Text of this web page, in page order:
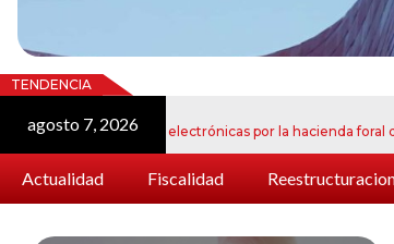
TENDENCIA
agosto 7, 2026
notificaciones electrónicas por la hacienda foral de
Actualidad Fiscalidad